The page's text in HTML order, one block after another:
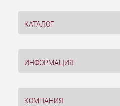
КАТАЛОГ
ИНФОРМАЦИЯ
КОМПАНИЯ